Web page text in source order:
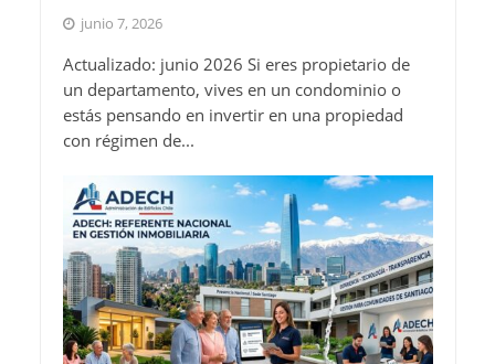
junio 7, 2026
Actualizado: junio 2026 Si eres propietario de
un departamento, vives en un condominio o
estás pensando en invertir en una propiedad
con régimen de...